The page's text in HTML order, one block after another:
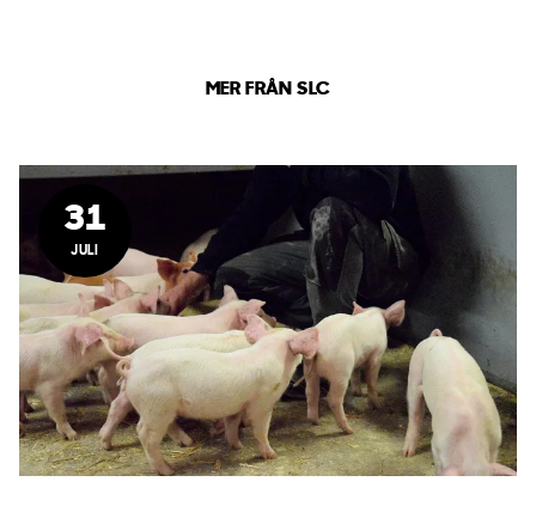
MER FRÅN SLC
31
JULI